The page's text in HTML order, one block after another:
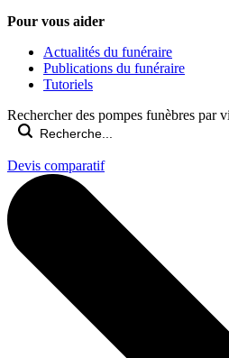
Pour vous aider
Actualités du funéraire
Publications du funéraire
Tutoriels
Rechercher des pompes funèbres par
Devis comparatif